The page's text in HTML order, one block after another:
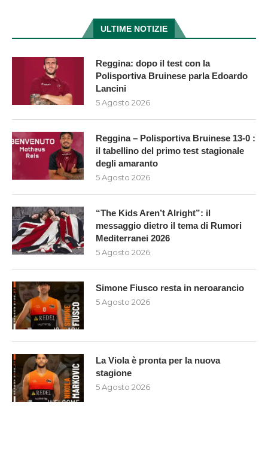
ULTIME NOTIZIE
Reggina: dopo il test con la
Polisportiva Bruinese parla Edoardo
Lancini
5 Agosto 2026
Reggina – Polisportiva Bruinese 13-0 :
il tabellino del primo test stagionale
degli amaranto
5 Agosto 2026
“The Kids Aren’t Alright”: il
messaggio dietro il tema di Rumori
Mediterranei 2026
5 Agosto 2026
Simone Fiusco resta in neroarancio
5 Agosto 2026
La Viola è pronta per la nuova
stagione
5 Agosto 2026